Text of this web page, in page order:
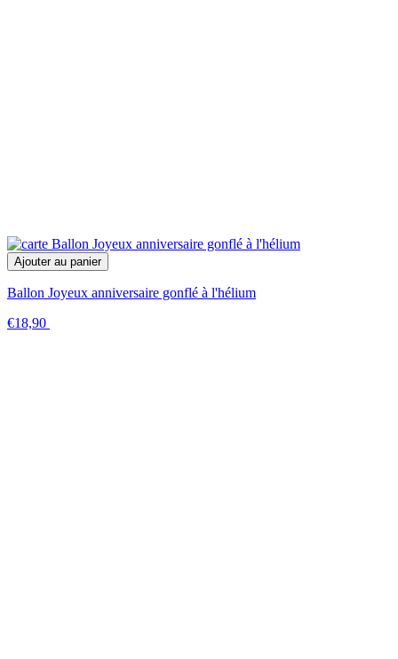
Ajouter au panier
Ballon Joyeux anniversaire gonflé à l'hélium
€18,90